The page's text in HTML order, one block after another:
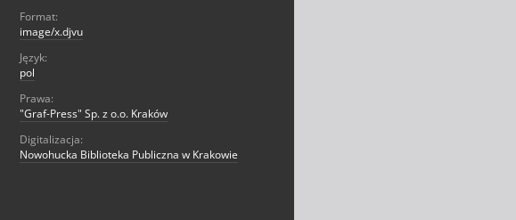
Format:
image/x.djvu
Język:
pol
Prawa:
"Graf-Press" Sp. z o.o. Kraków
Digitalizacja:
Nowohucka Biblioteka Publiczna w Krakowie